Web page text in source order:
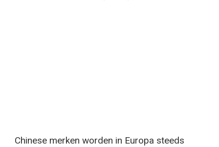
Chinese merken worden in Europa steeds